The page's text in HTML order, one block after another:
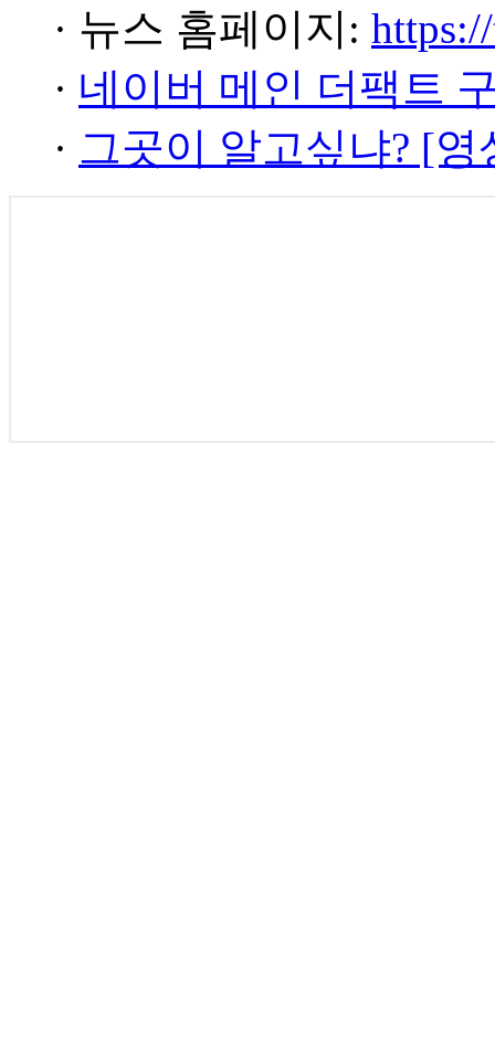
· 뉴스 홈페이지:
· 네이버 메인 더팩트
· 그곳이 알고싶냐? [